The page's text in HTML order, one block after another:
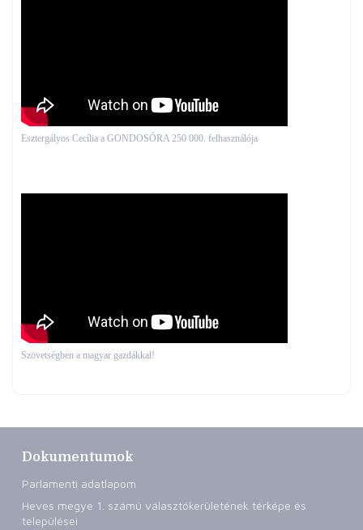
Esztergályos Cecília a GONDOSÓRA 250 000. felhasználója
Szövetségben a magyar gazdákkal!
Dokumentumok
Parlamenti adatlapom
Heves megye 1. számú választókerületének térképe és
települései